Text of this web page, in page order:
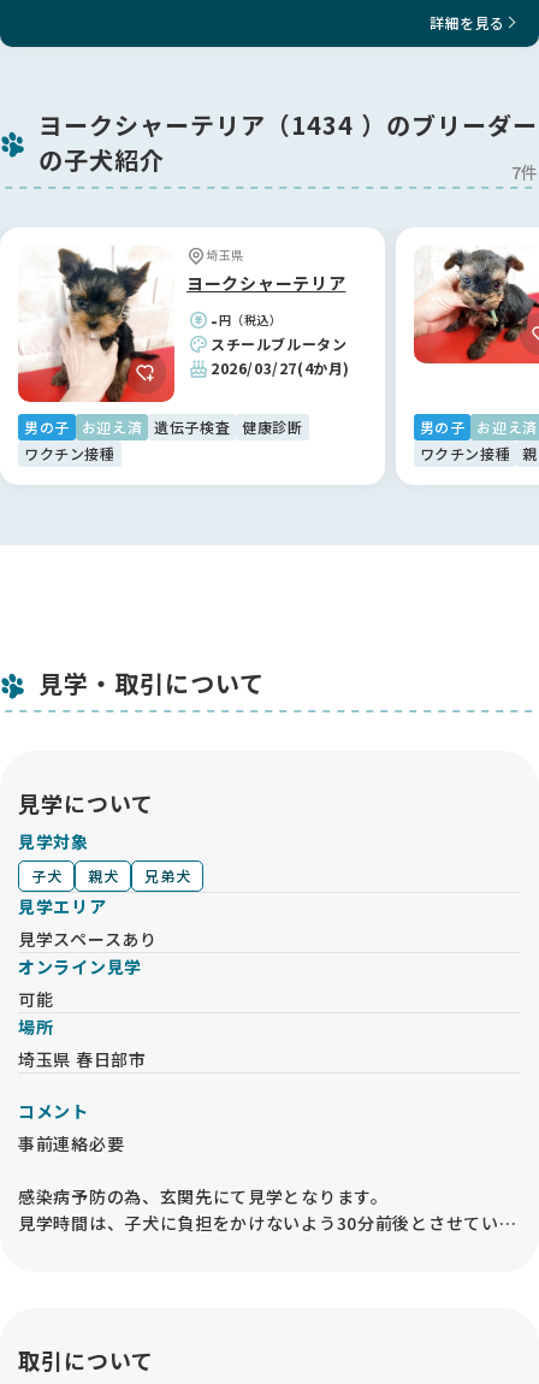
詳細を見る
ヨークシャーテリア（1434 ）のブリーダー
の子犬紹介
7件
埼玉県
ヨークシャーテリア
-円（税込）
スチールブルータン
2026/03/27(4か月)
男の子 お迎え済 遺伝子検査
健康診断
ワクチン接種
男の子
お迎え済
ワクチン接種
見学・取引について
見学について
見学対象
子犬 親犬 兄弟犬
見学エリア
見学スペースあり
オンライン見学
可能
場所
埼玉県 春日部市
コメント
事前連絡必要
感染病予防の為、玄関先にて見学となります。
見学時間は、子犬に負担をかけないよう30分前後とさせていた
さい.
取引について